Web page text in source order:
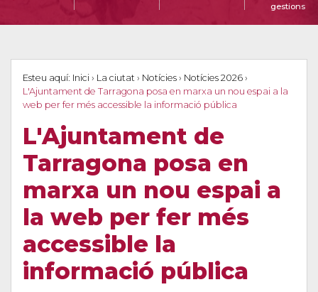
gestions
Esteu aquí: Inici › La ciutat › Notícies › Notícies 2026 ›
L'Ajuntament de Tarragona posa en marxa un nou espai a la
web per fer més accessible la informació pública
L'Ajuntament de
Tarragona posa en
marxa un nou espai a
la web per fer més
accessible la
informació pública